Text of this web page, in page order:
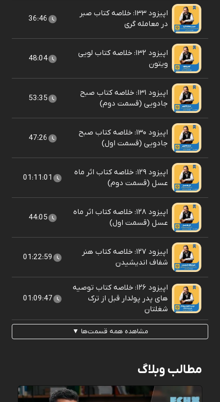
اپیزود ۱۳۳: خلاصه کتاب صبر
در معامله گری
36:46
اپیزود ۱۳۲: خلاصه کتاب لویی
ویتون
48:04
اپیزود ۱۳۱: خلاصه کتاب صبح
جادویی (قسمت دوم)
53:35
اپیزود ۱۳۰: خلاصه کتاب صبح
جادویی (قسمت اول)
47:26
اپیزود ۱۲۹: خلاصه کتاب اثر ماه
عسل (قسمت دوم)
01:11:01
اپیزود ۱۲۸: خلاصه کتاب اثر ماه
عسل (قسمت اول)
44:05
اپیزود ۱۲۷: خلاصه کتاب هنر
شفاف اندیشیدن
01:22:59
اپیزود ۱۲۶: خلاصه کتاب توصیه
های پدر پولدار قبل از ترک
شغلتان
01:09:47
مشاهده همه قسمت‌ها ▼
مطالب وبلاگ